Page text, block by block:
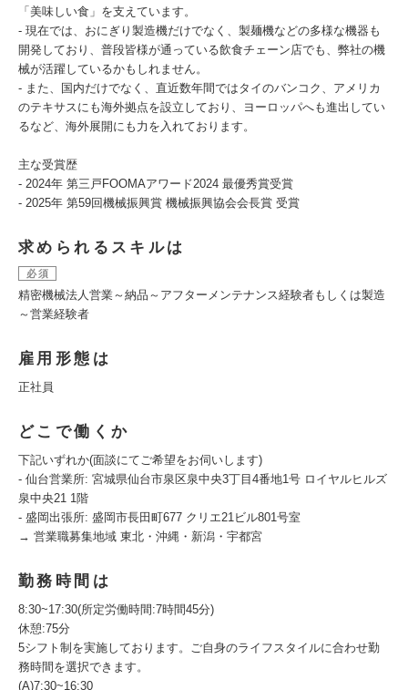
「美味しい食」を支えています。
- 現在では、おにぎり製造機だけでなく、製麺機などの多様な機器も
開発しており、普段皆様が通っている飲食チェーン店でも、弊社の機
械が活躍しているかもしれません。
- また、国内だけでなく、直近数年間ではタイのバンコク、アメリカ
のテキサスにも海外拠点を設立しており、ヨーロッパへも進出してい
るなど、海外展開にも力を入れております。
主な受賞歴
- 2024年 第三戸FOOMAアワード2024 最優秀賞受賞
- 2025年 第59回機械振興賞 機械振興協会会長賞 受賞
求められるスキルは
必須
精密機械法人営業～納品～アフターメンテナンス経験者もしくは製造
～営業経験者
雇用形態は
正社員
どこで働くか
下記いずれか(面談にてご希望をお伺いします)
- 仙台営業所: 宮城県仙台市泉区泉中央3丁目4番地1号 ロイヤルヒルズ
泉中央21 1階
- 盛岡出張所: 盛岡市長田町677 クリエ21ビル801号室
→ 営業職募集地域 東北・沖縄・新潟・宇都宮
勤務時間は
8:30~17:30(所定労働時間:7時間45分)
休憩:75分
5シフト制を実施しております。ご自身のライフスタイルに合わせ勤
務時間を選択できます。
(A)7:30~16:30